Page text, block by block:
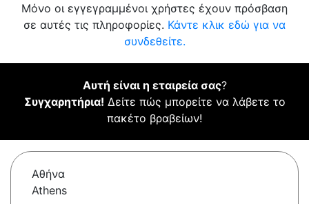
Μόνο οι εγγεγραμμένοι χρήστες έχουν πρόσβαση
σε αυτές τις πληροφορίες. Κάντε κλικ εδώ για να
συνδεθείτε.
Αυτή είναι η εταιρεία σας?
Συγχαρητήρια! Δείτε πώς μπορείτε να λάβετε το
πακέτο βραβείων!
Αθήνα
Athens